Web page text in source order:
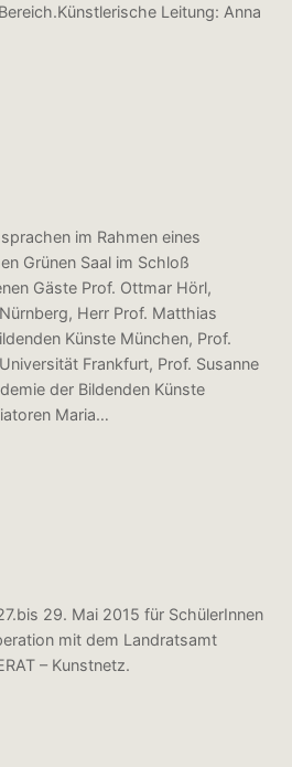
Leitung: Anna
im Rahmen eines
Grünen Saal im Schloß
Gäste Prof. Ottmar Hörl,
Herr Prof. Matthias
Künste München, Prof.
Frankfurt, Prof. Susanne
der Bildenden Künste
Maria…
29. Mai 2015 für SchülerInnen
mit dem Landratsamt
– Kunstnetz.